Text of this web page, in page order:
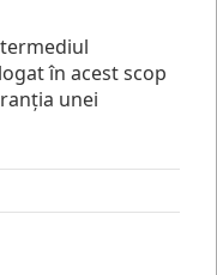
în acest scop
unei